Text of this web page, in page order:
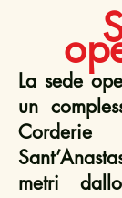
La sede
un
Corderie
metri